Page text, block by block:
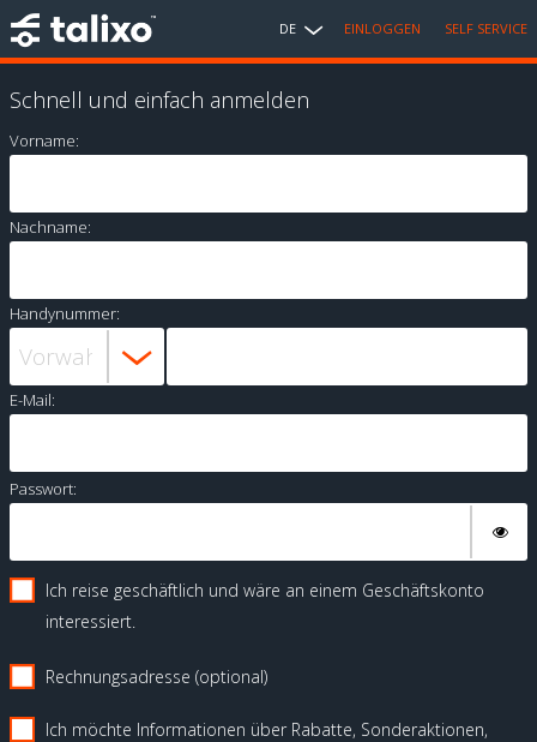
DE EINLOGGEN SELF SERVICE
Schnell und einfach anmelden
Vorname:
Nachname:
Handynummer:
E-Mail:
Passwort:
Ich reise geschäftlich und wäre an einem Geschäftskonto
interessiert.
Rechnungsadresse (optional)
Ich möchte Informationen über Rabatte, Sonderaktionen,